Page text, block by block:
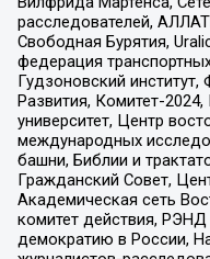
расследователей,
Свободная Бурятия,
федерация
Гудзоновский
Развития, Комитет-
университет, Центр
международных
башни, Библии и
Гражданский Совет,
Академическая сеть
комитет действия,
демократию в России,